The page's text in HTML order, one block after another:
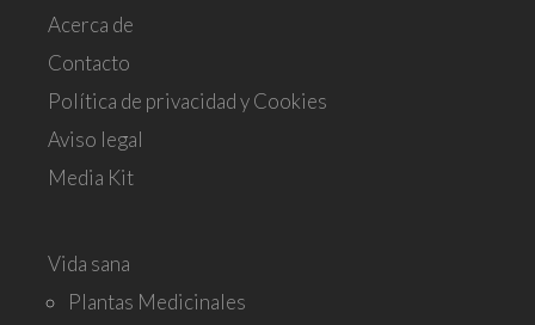
Acerca de
Contacto
Política de privacidad y Cookies
Aviso legal
Media Kit
Vida sana
Plantas Medicinales